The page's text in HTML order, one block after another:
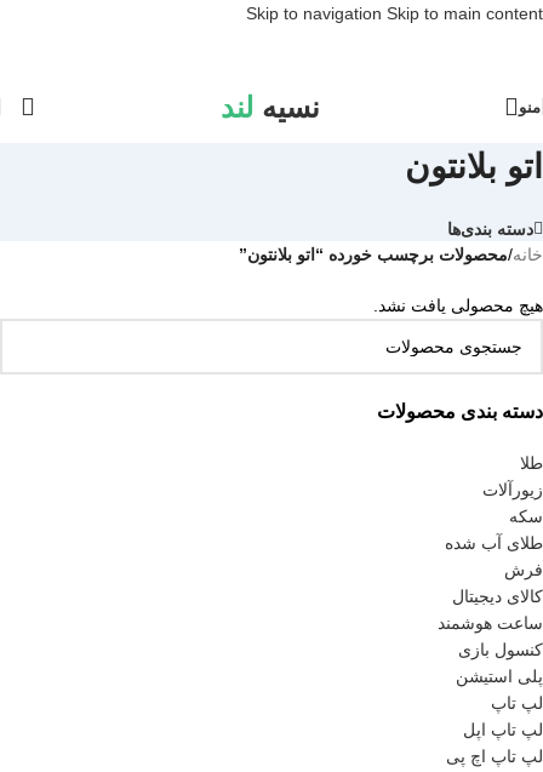
Skip to navigation Skip to main content
منو نسیه لند
اتو بلانتون
دسته بندی‌ها
دسته بندی محصولات
طلا
زیورآلات
سکه
طلای آب شده
فرش
کالای دیجیتال
ساعت هوشمند
کنسول بازی
پلی استیشن
لپ تاپ
لپ تاپ اپل
لپ تاپ اچ پی
خانه/محصولات برچسب خورده “اتو بلانتون”
هیچ محصولی یافت نشد.